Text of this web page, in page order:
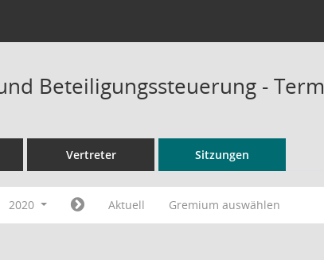
Beteiligungssteuerung -
Vertreter Sitzungen
2020 Aktuell Gremium auswählen